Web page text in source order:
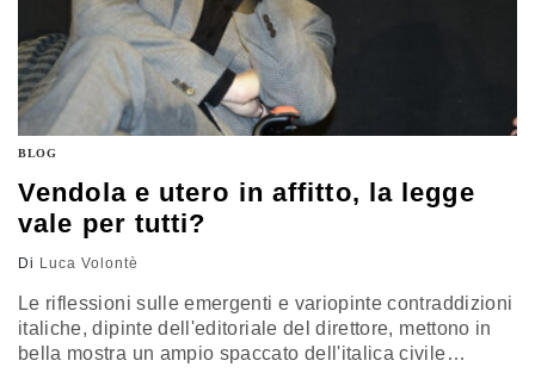
BLOG
Vendola e utero in affitto, la legge
vale per tutti?
Di Luca Volontè
Le riflessioni sulle emergenti e variopinte contraddizioni
italiche, dipinte dell'editoriale del direttore, mettono in
bella mostra un ampio spaccato dell'italica civile